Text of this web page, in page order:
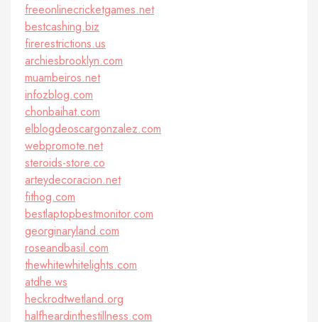
freeonlinecricketgames.net
bestcashing.biz
firerestrictions.us
archiesbrooklyn.com
muambeiros.net
infozblog.com
chonbaihat.com
elblogdeoscargonzalez.com
webpromote.net
steroids-store.co
arteydecoracion.net
fithog.com
bestlaptopbestmonitor.com
georginaryland.com
roseandbasil.com
thewhitewhitelights.com
atdhe.ws
heckrodtwetland.org
halfheardinthestillness.com